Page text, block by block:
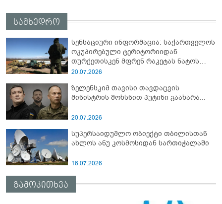
სამხედრო
სენსაციური ინფორმაცია: საქართველოს
ოკუპირებული ტერიტორიიდან
თურქეთისკენ მფრენ რაკეტას ნატოს
სამიტი კინაღამ ჩაუშლია
20.07.2026
ზელენსკიმ თავისი თავდაცვის
მინისტრის მოხსნით პუტინი გაახარა...
20.07.2026
სუპერსაიდუმლო ობიექტი თბილისთან
ახლოს ანუ კოსმოსიდან სართიჭალაში
16.07.2026
გამოკითხვა